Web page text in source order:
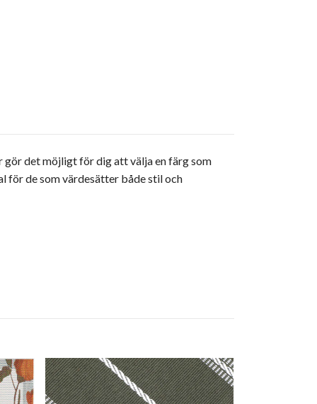
gör det möjligt för dig att välja en färg som
för de som värdesätter både stil och